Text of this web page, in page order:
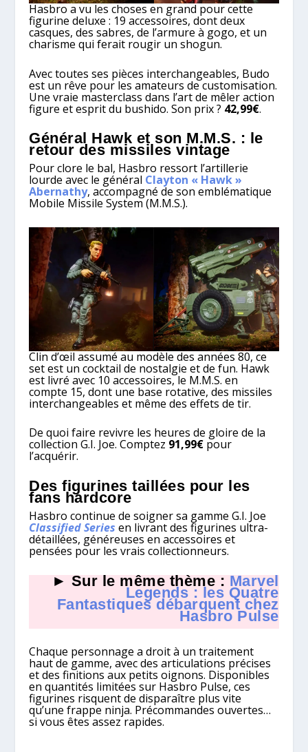
Hasbro a vu les choses en grand pour cette
figurine deluxe : 19 accessoires, dont deux
casques, des sabres, de l’armure à gogo, et un
charisme qui ferait rougir un shogun.
Avec toutes ses pièces interchangeables, Budo
est un rêve pour les amateurs de customisation.
Une vraie masterclass dans l’art de mêler action
figure et esprit du bushido. Son prix ? 42,99€.
Général Hawk et son M.M.S. : le
retour des missiles vintage
Pour clore le bal, Hasbro ressort l’artillerie
lourde avec le général Clayton « Hawk »
Abernathy, accompagné de son emblématique
Mobile Missile System (M.M.S.).
Clin d’œil assumé au modèle des années 80, ce
set est un cocktail de nostalgie et de fun. Hawk
est livré avec 10 accessoires, le M.M.S. en
compte 15, dont une base rotative, des missiles
interchangeables et même des effets de tir.
De quoi faire revivre les heures de gloire de la
collection G.I. Joe. Comptez 91,99€ pour
l’acquérir.
Des figurines taillées pour les
fans hardcore
Hasbro continue de soigner sa gamme G.I. Joe
Classified Series en livrant des figurines ultra-
détaillées, généreuses en accessoires et
pensées pour les vrais collectionneurs.
► Sur le même thème :Marvel
Legends : les Quatre
Fantastiques débarquent chez
Hasbro Pulse
Chaque personnage a droit à un traitement
haut de gamme, avec des articulations précises
et des finitions aux petits oignons. Disponibles
en quantités limitées sur Hasbro Pulse, ces
figurines risquent de disparaître plus vite
qu’une frappe ninja. Précommandes ouvertes…
si vous êtes assez rapides.